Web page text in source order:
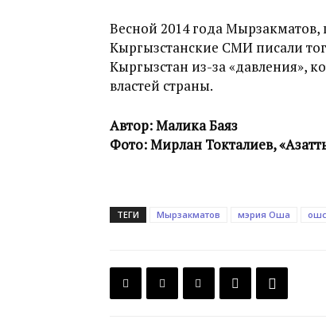
Весной 2014 года
Кыргызстанские СМИ писали
Кыргызстан из-за «давления»,
властей страны.
Автор: Малика Баяз
Фото: Мирлан Токталиев,
ТЕГИ Мырзакматов мэрия Оша